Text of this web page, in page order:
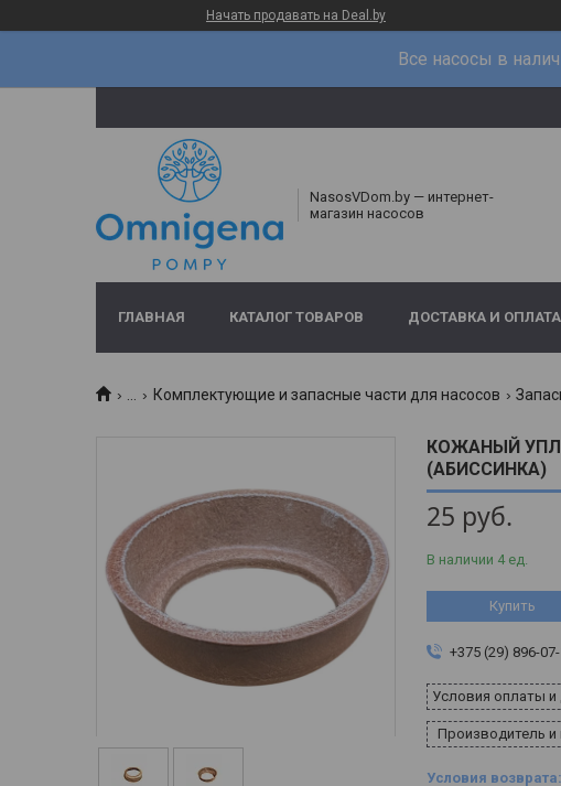
Начать продавать на Deal.by
Все насосы в
NasosVDom.by — интернет-
магазин насосов
ГЛАВНАЯ КАТАЛОГ ТОВАРОВ ДОСТАВКА И ОПЛАТА
... Комплектующие и запасные части для насосов
КОЖАНЫЙ
(АБИССИНКА)
25 руб.
В наличии 4 ед.
Купить
+375 (29) 896-
Условия оплаты и
Производитель и